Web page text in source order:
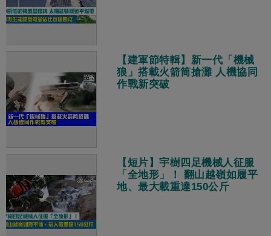
【建軍節特輯】新一代「機械
狼」搭載火箭筒搶灘 人機協同
作戰新突破
【短片】宇樹四足機械人征服
「全地形」！ 翻山越嶺如履平
地、最大載重達150公斤